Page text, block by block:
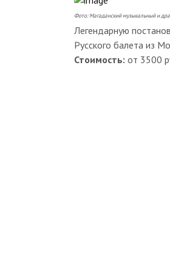
Фото: Магаданский музыкальный и
Легендарную
Русского балета из
Стоимость: от 3500